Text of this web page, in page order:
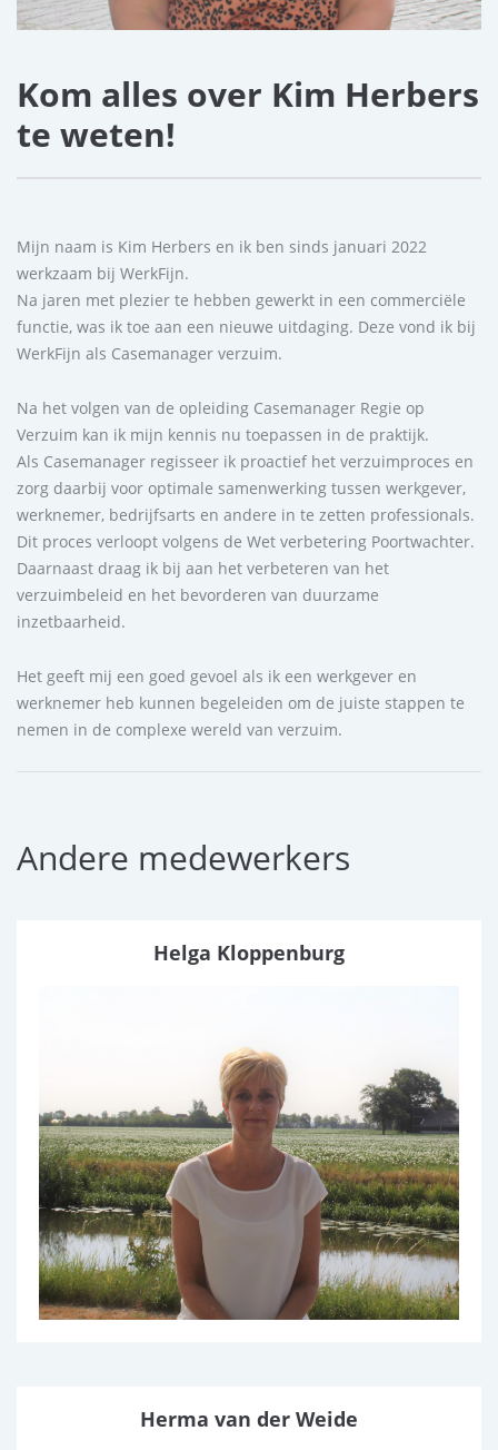
Kom alles over Kim Herbers
te weten!
Mijn naam is Kim Herbers en ik ben sinds januari 2022
werkzaam bij WerkFijn.
Na jaren met plezier te hebben gewerkt in een commerciële
functie, was ik toe aan een nieuwe uitdaging. Deze vond ik bij
WerkFijn als Casemanager verzuim.
Na het volgen van de opleiding Casemanager Regie op
Verzuim kan ik mijn kennis nu toepassen in de praktijk.
Als Casemanager regisseer ik proactief het verzuimproces en
zorg daarbij voor optimale samenwerking tussen werkgever,
werknemer, bedrijfsarts en andere in te zetten professionals.
Dit proces verloopt volgens de Wet verbetering Poortwachter.
Daarnaast draag ik bij aan het verbeteren van het
verzuimbeleid en het bevorderen van duurzame
inzetbaarheid.
Het geeft mij een goed gevoel als ik een werkgever en
werknemer heb kunnen begeleiden om de juiste stappen te
nemen in de complexe wereld van verzuim.
Andere medewerkers
Helga Kloppenburg
Herma van der Weide